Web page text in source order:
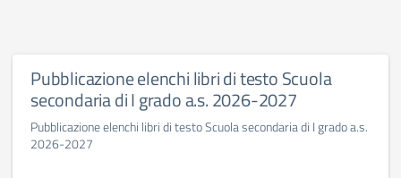
Pubblicazione elenchi libri di testo Scuola
secondaria di I grado a.s. 2026-2027
Pubblicazione elenchi libri di testo Scuola secondaria di I grado a.s.
2026-2027